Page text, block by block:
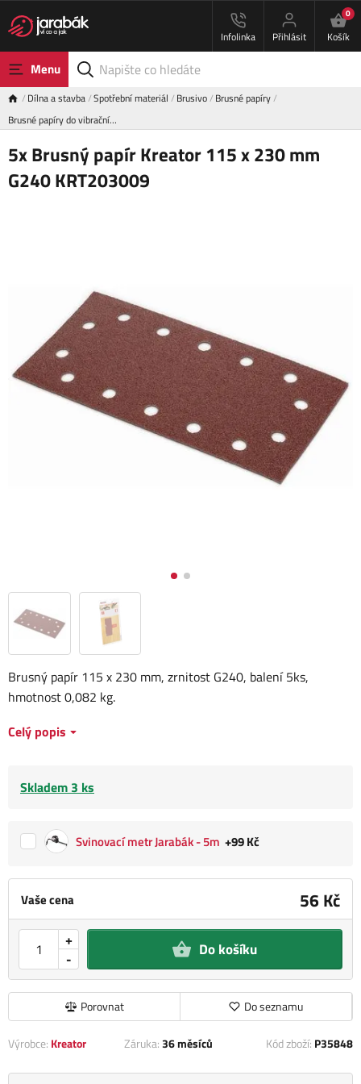
Infolinka Přihlásit
0
Košík
Menu
Dílna a stavba Spotřební materiál Brusivo Brusné papíry
Brusné papíry do vibrační…
5x Brusný papír Kreator 115 x 230 mm
G240 KRT203009
Vaše cena 56 Kč
-
+ Do košíku
Porovnat Do seznamu
Brusný papír 115 x 230 mm, zrnitost G240, balení 5ks,
hmotnost 0,082 kg.
Celý popis
Skladem 3 ks
Svinovací metr Jarabák - 5m +99 Kč
Výrobce: Kreator Záruka:36 měsíců Kód zboží: P35848